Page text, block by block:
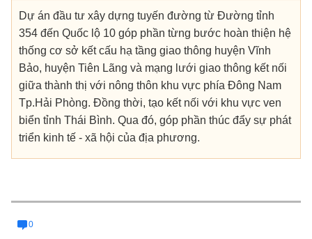
Dự án đầu tư xây dựng tuyến đường từ Đường tỉnh
354 đến Quốc lộ 10 góp phần từng bước hoàn thiện hệ
thống cơ sở kết cấu hạ tầng giao thông huyện Vĩnh
Bảo, huyện Tiên Lãng và mạng lưới giao thông kết nối
giữa thành thị với nông thôn khu vực phía Đông Nam
Tp.Hải Phòng. Đồng thời, tạo kết nối với khu vực ven
biển tỉnh Thái Bình. Qua đó, góp phần thúc đẩy sự phát
triển kinh tế - xã hội của địa phương.
0